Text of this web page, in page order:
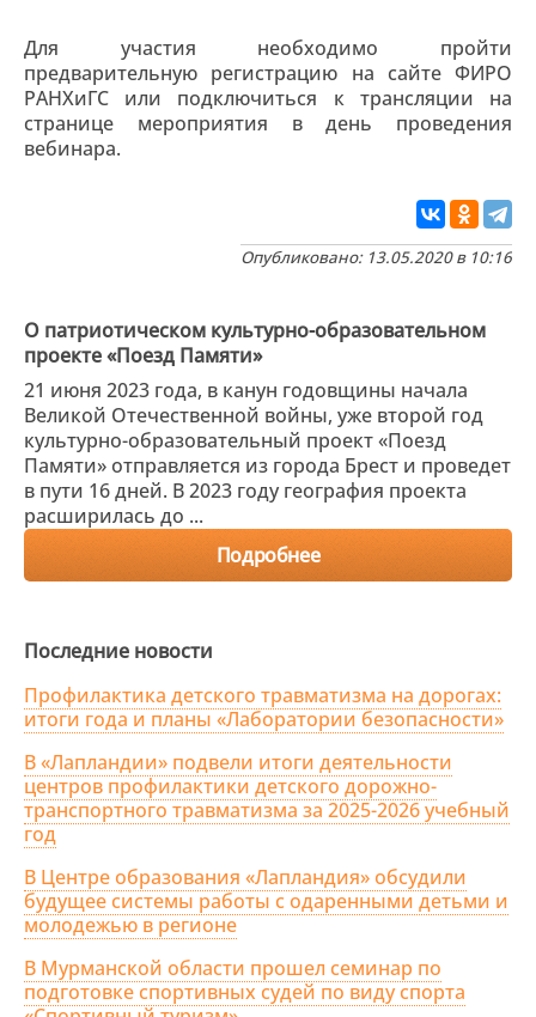
Для участия необходимо пройти
предварительную регистрацию на сайте ФИРО
РАНХиГС или подключиться к трансляции на
странице мероприятия в день проведения
вебинара.
Опубликовано: 13.05.2020 в 10:16
О патриотическом культурно-образовательном
проекте «Поезд Памяти»
21 июня 2023 года, в канун годовщины начала
Великой Отечественной войны, уже второй год
культурно-образовательный проект «Поезд
Памяти» отправляется из города Брест и проведет
в пути 16 дней. В 2023 году география проекта
расширилась до ...
Подробнее
Последние новости
Профилактика детского травматизма на дорогах:
итоги года и планы «Лаборатории безопасности»
В «Лапландии» подвели итоги деятельности
центров профилактики детского дорожно-
транспортного травматизма за 2025-2026 учебный
год
В Центре образования «Лапландия» обсудили
будущее системы работы с одаренными детьми и
молодежью в регионе
В Мурманской области прошел семинар по
подготовке спортивных судей по виду спорта